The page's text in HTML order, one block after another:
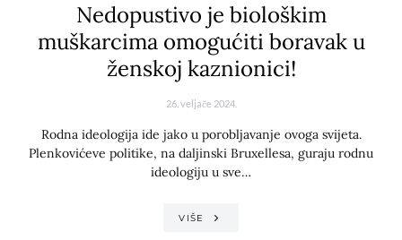
Nedopustivo je biološkim
muškarcima omogućiti boravak u
ženskoj kaznionici!
26. veljače 2024.
Rodna ideologija ide jako u porobljavanje ovoga svijeta.
Plenkovićeve politike, na daljinski Bruxellesa, guraju rodnu
ideologiju u sve…
VIŠE